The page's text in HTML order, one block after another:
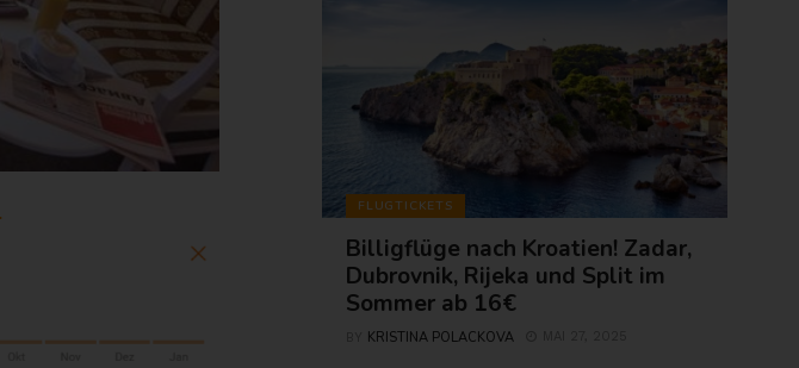
FLUGTICKETS
Billigflüge nach Kroatien! Zadar,
Dubrovnik, Rijeka und Split im
Sommer ab 16€
KRISTINA POLACKOVA